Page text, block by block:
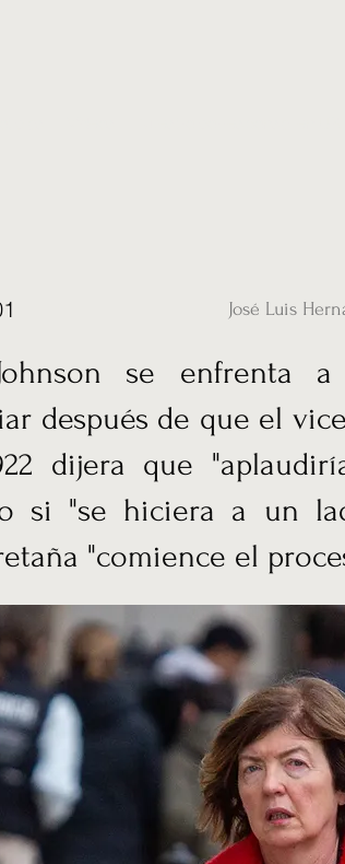
José Luis
se enfrenta
después de que el
dijera que
si "se hiciera a un
"comience el